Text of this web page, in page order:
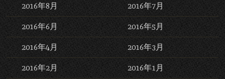
2016年8月 2016年7月
2016年6月 2016年5月
2016年4月 2016年3月
2016年2月 2016年1月